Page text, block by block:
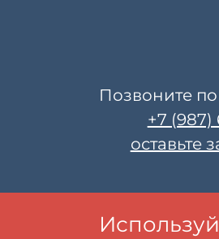
Позвоните
+7 (987)
оставьте